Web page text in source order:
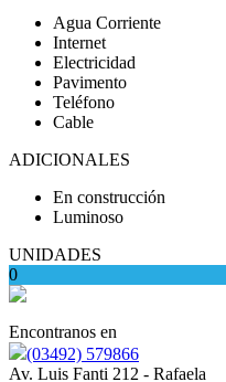
Agua Corriente
Internet
Electricidad
Pavimento
Teléfono
Cable
ADICIONALES
En construcción
Luminoso
UNIDADES
0
Encontranos en
(03492) 579866
Av. Luis Fanti 212 - Rafaela